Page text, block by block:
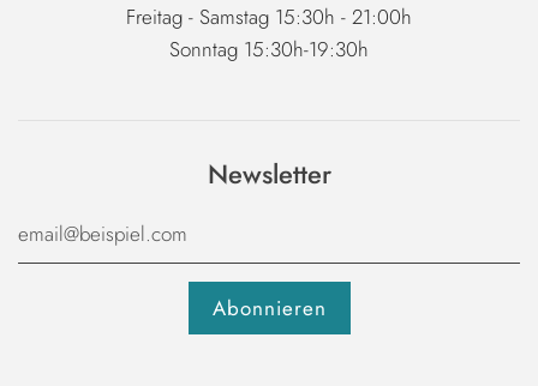
Freitag - Samstag 15:30h - 21:00h
Sonntag 15:30h-19:30h
Newsletter